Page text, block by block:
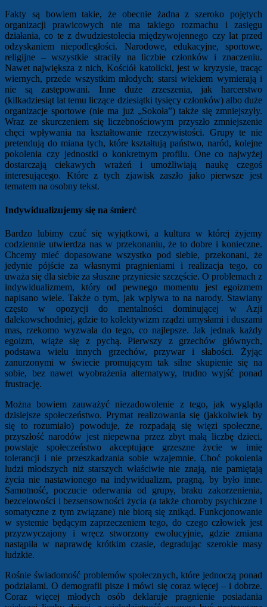
Fakty są bowiem takie, że obecnie żadna z szeroko pojętych
organizacji prawicowych nie ma takiego rozmachu i zasięgu
działania, co te z dwudziestolecia międzywojennego czy lat przed
odzyskaniem niepodległości. Narodowe, edukacyjne, sportowe,
religijne – wszystkie straciły na liczbie członków i znaczeniu.
Nawet największa z nich, Kościół katolicki, jest w kryzysie, tracąc
wiernych, przede wszystkim młodych; starsi wiekiem wymierają i
nie są zastępowani. Inne duże zrzeszenia, jak harcerstwo
(kilkadziesiąt lat temu liczące dziesiątki tysięcy członków) albo duże
organizacje sportowe (nie ma już „Sokoła”) także się zmniejszyły.
Wraz ze skurczeniem się liczebnościowym przyszło zmniejszenie
chęci wpływania na kształtowanie rzeczywistości. Grupy te nie
pretendują do miana tych, które kształtują państwo, naród, kolejne
pokolenia czy jednostki o konkretnym profilu. One co najwyżej
dostarczają ciekawych wrażeń i umożliwiają naukę czegoś
interesującego. Które z tych zjawisk zaszło jako pierwsze jest
tematem na osobny tekst.
Indywidualizujemy się na śmierć
Bardzo lubimy czuć się wyjątkowi, a kultura w której żyjemy
codziennie utwierdza nas w przekonaniu, że to dobre i konieczne.
Chcemy mieć dopasowane wszystko pod siebie, przekonani, że
jedynie pójście za własnymi pragnieniami i realizacja tego, co
uważa się dla siebie za słuszne przyniesie szczęście. O problemach z
indywidualizmem, który od pewnego momentu jest egoizmem
napisano wiele. Także o tym, jak wpływa to na narody. Stawiany
często w opozycji do mentalności dominującej w Azji
dalekowschodniej, gdzie to kolektywizm rządzi umysłami i duszami
mas, rzekomo wyzwala do tego, co najlepsze. Jak jednak każdy
egoizm, wiąże się z pychą. Pierwszy z grzechów głównych,
podstawa wielu innych grzechów, przywar i słabości. Żyjąc
zanurzonymi w świecie promującym tak silne skupienie się na
sobie, bez nawet wyobrażenia alternatywy, trudno wyjść ponad
frustrację.
Można bowiem zauważyć niezadowolenie z tego, jak wygląda
dzisiejsze społeczeństwo. Prymat realizowania się (jakkolwiek by
się to rozumiało) powoduje, że rozpadają się więzi społeczne,
przyszłość narodów jest niepewna przez zbyt małą liczbę dzieci,
powstaje społeczeństwo akceptujące grzeszne życie w imię
tolerancji i nie przeszkadzania sobie wzajemnie. Choć pokolenia
ludzi młodszych niż starszych właściwie nie znają, nie pamiętają
życia nie nastawionego na indywidualizm, pragną, by było inne.
Samotność, poczucie oderwania od grupy, braku zakorzenienia,
bezcelowości i bezsensowności życia (a także choroby psychiczne i
somatyczne z tym związane) nie biorą się znikąd. Funkcjonowanie
w systemie będącym zaprzeczeniem tego, do czego człowiek jest
przyzwyczajony i wręcz stworzony ewolucyjnie, gdzie zmiana
nastąpiła w naprawdę krótkim czasie, degradując szerokie masy
ludzkie.
Rośnie świadomość problemów społecznych, które jednoczą ponad
podziałami. O demografii pisze i mówi się coraz więcej – i dobrze.
Coraz więcej młodych osób deklaruje pragnienie posiadania